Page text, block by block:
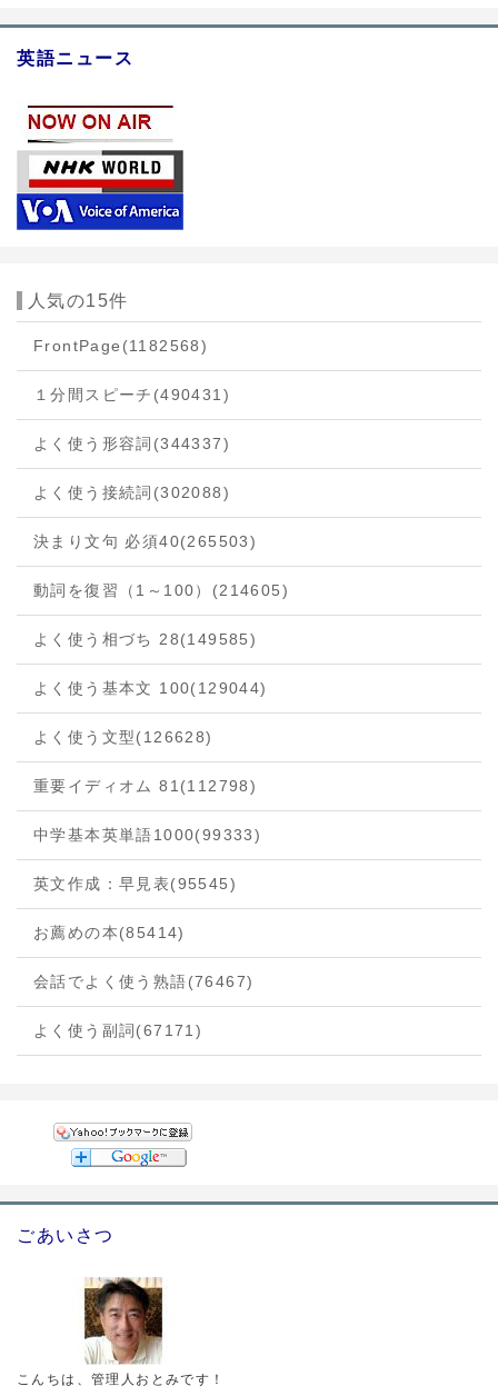
英語ニュース
人気の15件
FrontPage (1182568)
１分間スピーチ (490431)
よく使う形容詞 (344337)
よく使う接続詞 (302088)
決まり文句 必須40(265503)
動詞を復習（1～100） (214605)
よく使う相づち 28(149585)
よく使う基本文 100(129044)
よく使う文型(126628)
重要イディオム 81 (112798)
中学基本英単語1000(99333)
英文作成：早見表(95545)
お薦めの本(85414)
会話でよく使う熟語(76467)
よく使う副詞(67171)
ごあいさつ
こんちは、管理人おとみです！